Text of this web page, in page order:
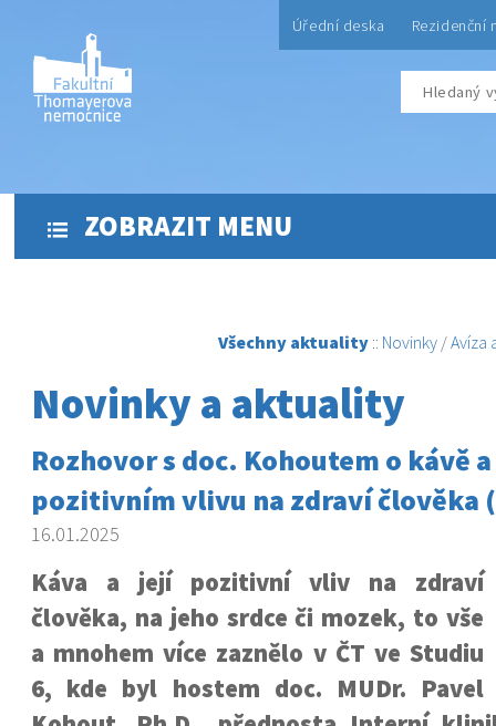
Úřední deska Rezidenční
ZOBRAZIT MENU
Všechny aktuality :: Novinky /Avíza
Novinky a aktuality
Rozhovor s doc. Kohoutem o kávě
pozitivním vlivu na zdraví člověka
16.01.2025
Káva a její pozitivní vliv na zdraví
člověka, na jeho srdce či mozek, to vše
a mnohem více zaznělo v ČT ve Studiu
6, kde byl hostem doc. MUDr. Pavel